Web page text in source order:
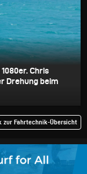
Chris
Drehung beim
zur Fahrtechnik-Übersicht